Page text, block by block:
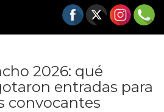
2026: qué
entradas para
convocantes